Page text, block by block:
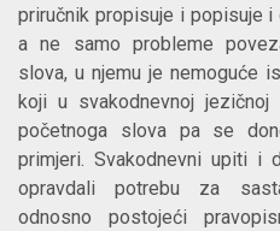
priručnik propisuje i popisuje
a ne samo probleme
slova, u njemu je nemoguće
koji u svakodnevnoj jezičnoj
početnoga slova pa se
primjeri. Svakodnevni upiti i
opravdali potrebu za
odnosno postojeći